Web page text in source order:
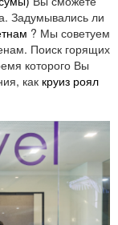
Задумывались ли
? Мы советуем
Поиск горящих
которого Вы
как круиз роял